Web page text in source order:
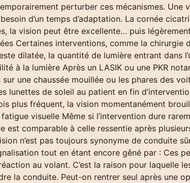
perturber ces mécanismes.
d’un temps d’adaptation. La cornée
la vision peut être excellente… puis
Certaines interventions, comme la chirurgie
dilatée, la quantité de lumière entrant dans
à la lumière Après un LASIK ou une PKR
une chaussée mouillée ou les phares des
lunettes de soleil au patient en fin
plus fréquent, la vision momentanément
visuelle Même si l’intervention dure
est comparable à celle ressentie après
n’est pas toujours synonyme de conduite
tout en étant encore gêné par : Ces
au volant. C’est la raison pour laquelle
la conduite. Peut-on rentrer seul après une